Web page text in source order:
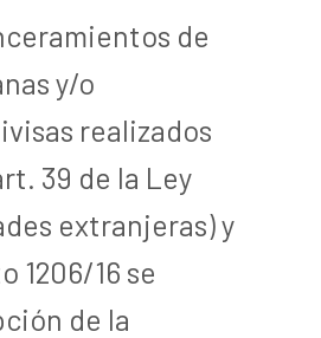
de
y/o
realizados
39 de la Ley
extranjeras) y
1206/16 se
de la